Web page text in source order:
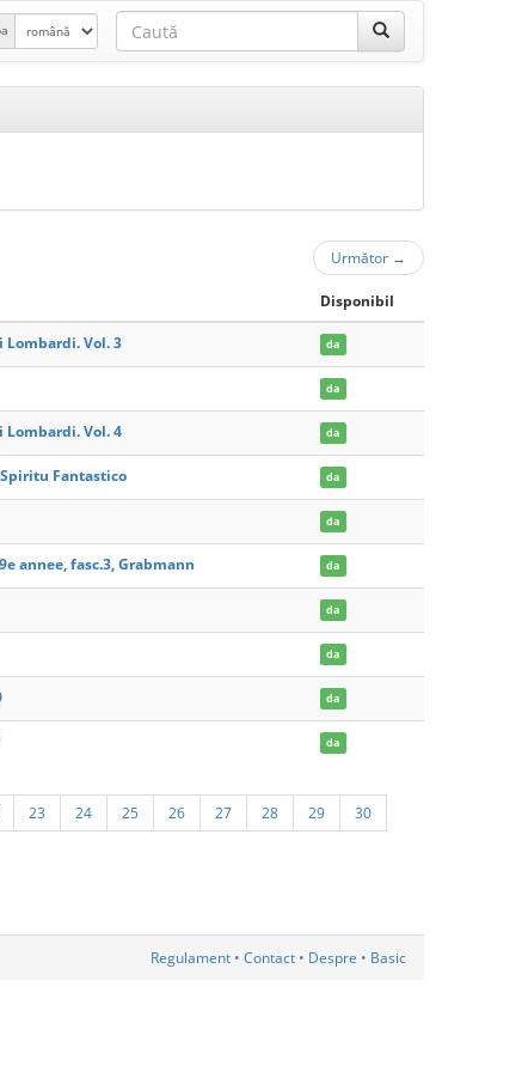
Următor →
Disponibil
Vol. 3 da
da
Vol. 4 da
Fantastico da
da
annee, fasc.3, Grabmann da
da
da
da
da
23 24 25 26 27 28 29
30
Regulament • Contact • Despre • Basic